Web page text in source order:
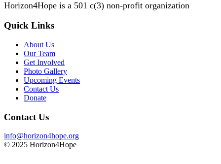
Horizon4Hope is a 501 c(3) non-profit organization
Quick Links
About Us
Our Team
Get Involved
Photo Gallery
Upcoming Events
Contact Us
Donate
Contact Us
info@horizon4hope.org
© 2025 Horizon4Hope